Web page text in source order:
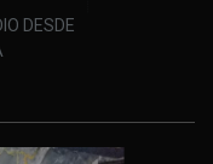
DESDE